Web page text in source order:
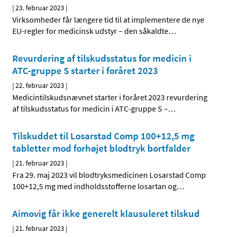
|23. februar 2023 |
Virksomheder får længere tid til at implementere de nye
EU-regler for medicinsk udstyr – den såkaldte…
Revurdering af tilskudsstatus for medicin i
ATC-gruppe S starter i foråret 2023
|22. februar 2023 |
Medicintilskudsnævnet starter i foråret 2023 revurdering
af tilskudsstatus for medicin i ATC-gruppe S –…
Tilskuddet til Losarstad Comp 100+12,5 mg
tabletter mod forhøjet blodtryk bortfalder
|21. februar 2023 |
Fra 29. maj 2023 vil blodtryksmedicinen Losarstad Comp
100+12,5 mg med indholdsstofferne losartan og…
Aimovig får ikke generelt klausuleret tilskud
|21. februar 2023 |